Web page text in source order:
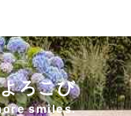
ろこび
smiles.